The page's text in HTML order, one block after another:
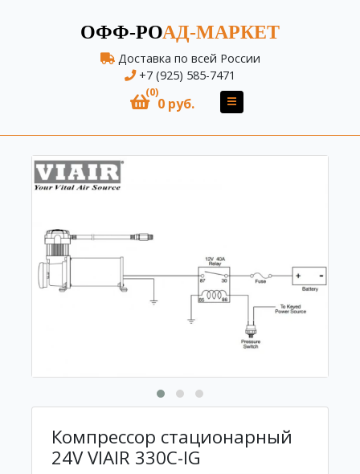
ОФФ-РОАД-МАРКЕТ
Доставка по всей России
+7 (925) 585-7471
(0)
0 руб.
Компрессор стационарный
24V VIAIR 330C-IG